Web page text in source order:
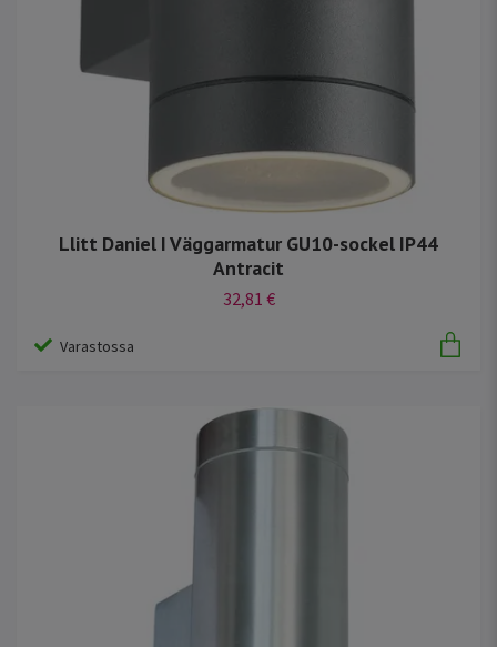
Llitt Daniel I Väggarmatur GU10-sockel IP44
Antracit
32,81 €
Varastossa